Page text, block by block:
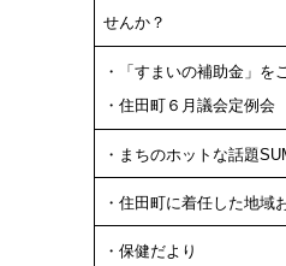
せんか？
・「すまいの補助金」を
・住田町６月議会定例会
・ まちのホットな話題
・住田町に着任した地域
・ 保健だより